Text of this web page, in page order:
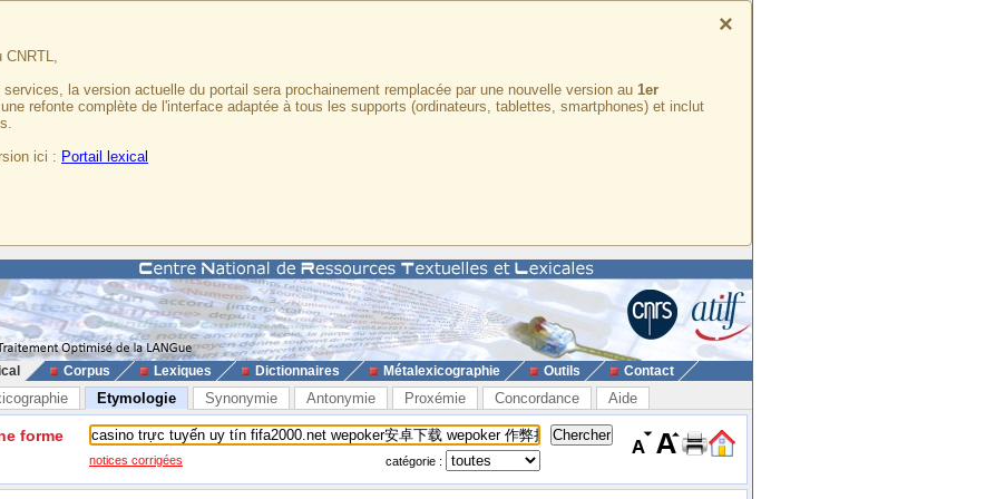
×
CNRTL,
la version actuelle du portail sera prochainement remplacée par une nouvelle version au 1er
refonte complète de l'interface adaptée à tous les supports (ordinateurs, tablettes, smartphones) et inclut
ici : Portail lexical
Corpus Lexiques Dictionnaires Métalexicographie Outils Contact
Etymologie Synonymie Antonymie Proxémie Concordance Aide
forme
notices corrigées catégorie :